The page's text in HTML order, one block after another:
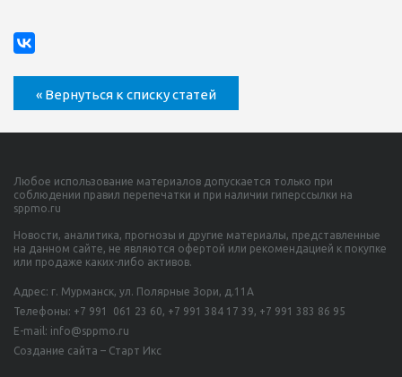
« Вернуться к списку статей
Любое использование материалов допускается только при
соблюдении правил перепечатки и при наличии гиперссылки на
sppmo.ru
Новости, аналитика, прогнозы и другие материалы, представленные
на данном сайте, не являются офертой или рекомендацией к покупке
или продаже каких-либо активов.
Адрес: г. Мурманск, ул. Полярные Зори, д.11А
Телефоны: +7 991 061 23 60, +7 991 384 17 39, +7 991 383 86 95
E-mail: info@sppmo.ru
Создание сайта – Старт Икс